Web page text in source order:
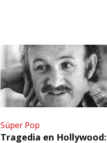
Súper Pop
Tragedia en Hollywood: